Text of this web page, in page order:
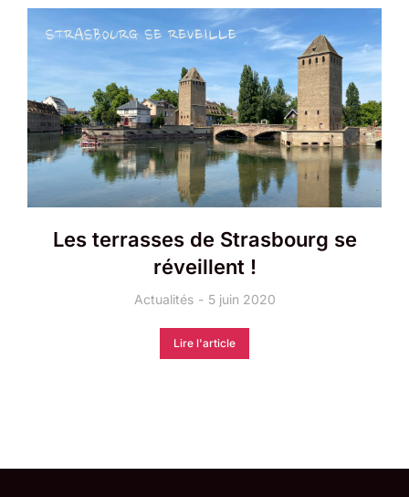
Les terrasses de Strasbourg se
réveillent !
Actualités 5 juin 2020
Lire l'article